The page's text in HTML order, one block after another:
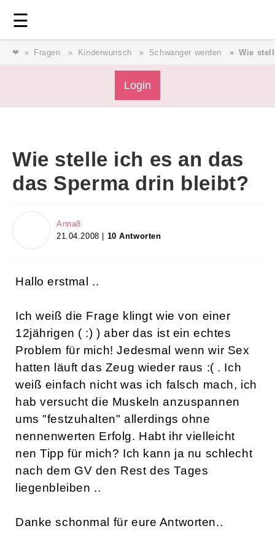
☰
❤ Fragen Kinderwunsch Schwanger werden Wie
Login
Wie stelle ich es an das
das Sperma drin bleibt?
Anna8
21.04.2008 | 10 Antworten
Forum
Service
AGB & Impressum